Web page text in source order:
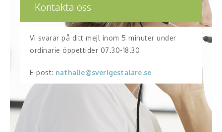
Kontakta oss
Vi svarar på ditt mejl inom 5 minuter under
ordinarie öppettider 07.30-18.30
E-post: nathalie@sverigestalare.se